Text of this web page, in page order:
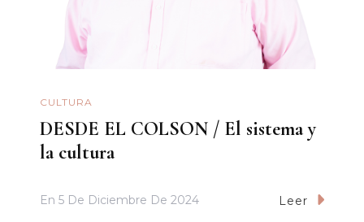
CULTURA
DESDE EL COLSON / El sistema y
la cultura
En 5 De Diciembre De 2024 Leer